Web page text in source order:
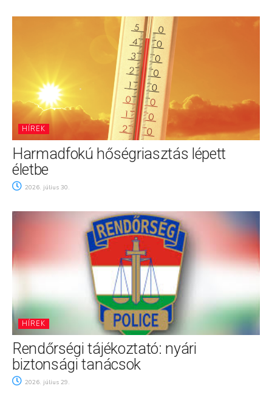
HÍREK
Harmadfokú hőségriasztás lépett
életbe
2026. július 30.
HÍREK
Rendőrségi tájékoztató: nyári
biztonsági tanácsok
2026. július 29.